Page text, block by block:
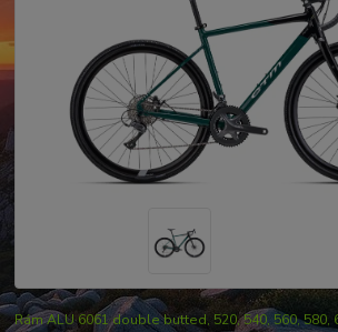
Rám ALU 6061 double butted, 520, 540, 560,